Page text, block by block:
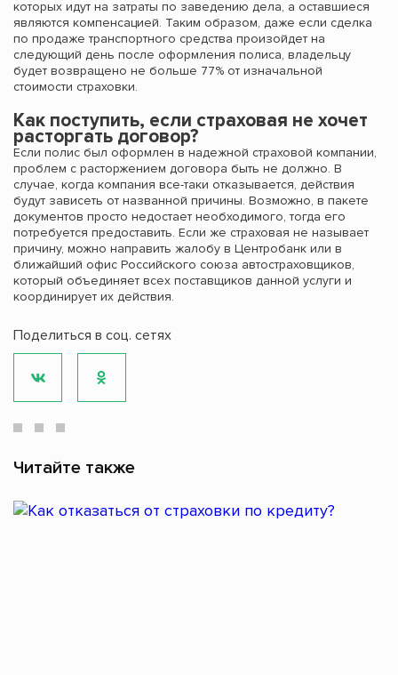
которых идут на затраты по заведению дела, а оставшиеся
являются компенсацией. Таким образом, даже если сделка
по продаже транспортного средства произойдет на
следующий день после оформления полиса, владельцу
будет возвращено не больше 77% от изначальной
стоимости страховки.
Как поступить, если страховая не хочет
расторгать договор?
Если полис был оформлен в надежной страховой компании,
проблем с расторжением договора быть не должно. В
случае, когда компания все-таки отказывается, действия
будут зависеть от названной причины. Возможно, в пакете
документов просто недостает необходимого, тогда его
потребуется предоставить. Если же страховая не называет
причину, можно направить жалобу в Центробанк или в
ближайший офис Российского союза автостраховщиков,
который объединяет всех поставщиков данной услуги и
координирует их действия.
Поделиться в соц. сетях
Читайте также